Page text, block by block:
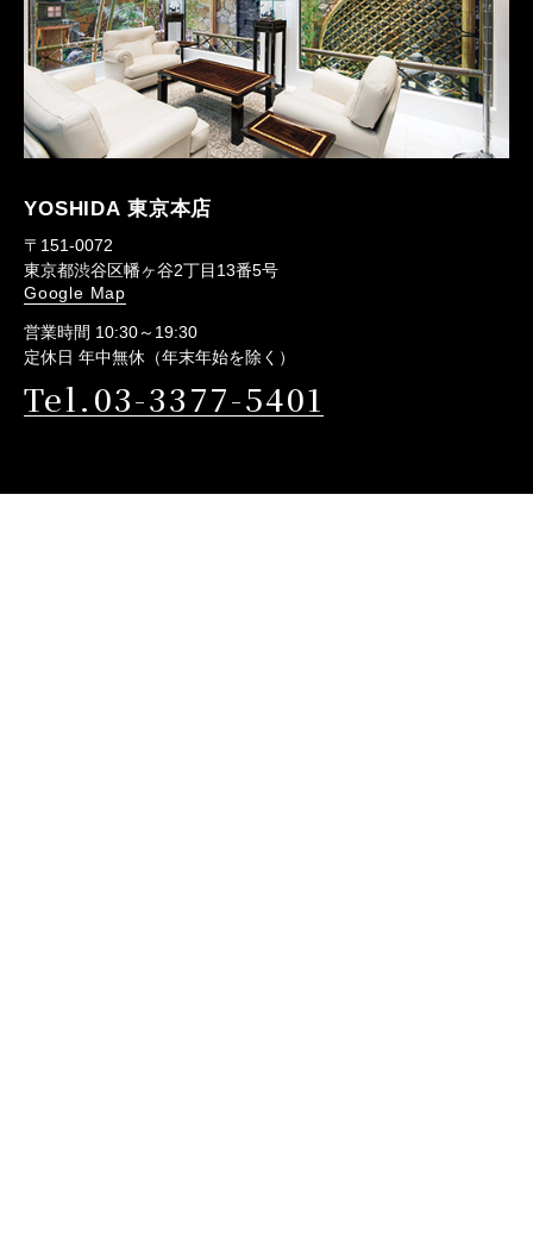
YOSHIDA 東京本店
〒151-0072
東京都渋谷区幡ヶ谷2丁目13番5号
Google Map
営業時間 10:30～19:30
定休日 年中無休（年末年始を除く）
Tel.03-3377-5401